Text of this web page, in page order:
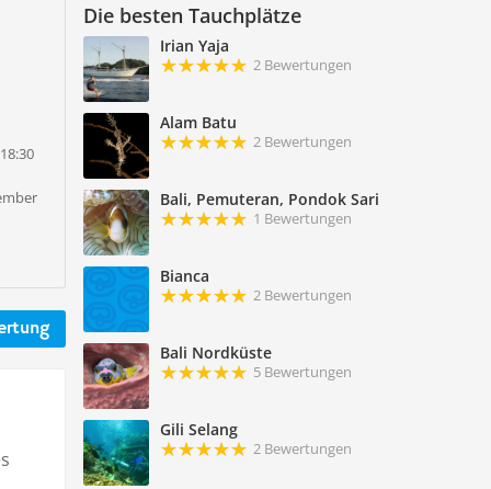
Die besten Tauchplätze
Irian Yaja
2 Bewertungen
Alam Batu
2 Bewertungen
Bali, Pemuteran, Pondok Sari
1 Bewertungen
Bianca
2 Bewertungen
Bali Nordküste
5 Bewertungen
Gili Selang
2 Bewertungen